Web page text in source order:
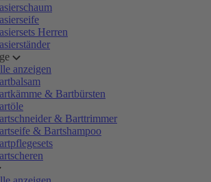
Herren
anzeigen
& Bartbürsten
& Barttrimmer
& Bartshampoo